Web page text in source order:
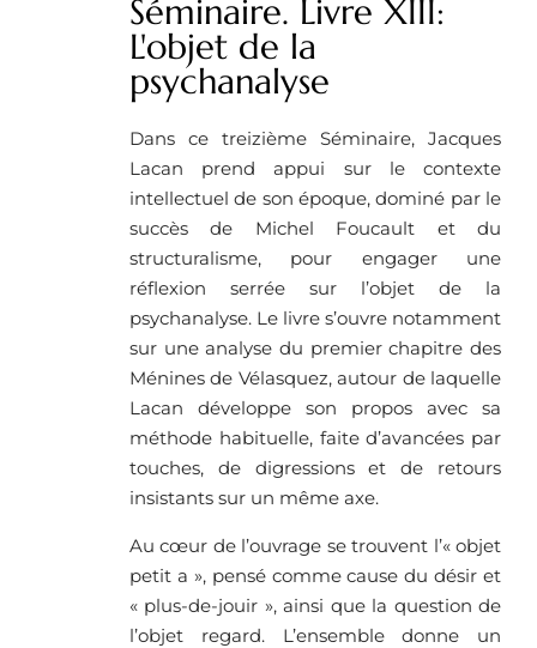
Séminaire. Livre XIII:
L'objet de la
psychanalyse
Dans ce treizième Séminaire, Jacques
Lacan prend appui sur le contexte
intellectuel de son époque, dominé par le
succès de Michel Foucault et du
structuralisme, pour engager une
réflexion serrée sur l’objet de la
psychanalyse. Le livre s’ouvre notamment
sur une analyse du premier chapitre des
Ménines de Vélasquez, autour de laquelle
Lacan développe son propos avec sa
méthode habituelle, faite d’avancées par
touches, de digressions et de retours
insistants sur un même axe.
Au cœur de l’ouvrage se trouvent l’« objet
petit a », pensé comme cause du désir et
« plus-de-jouir », ainsi que la question de
l’objet regard. L’ensemble donne un